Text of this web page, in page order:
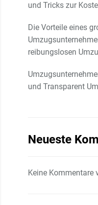
und Tricks zur
Die Vorteile eines
reibungslosen
und Transparent
Neueste
Keine Kommentare